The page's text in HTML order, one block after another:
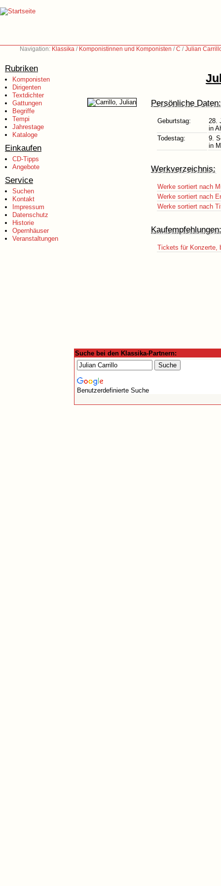
Navigation: Klassika / Komponistinnen und Komponisten /C /Julian
Rubriken
Komponisten
Dirigenten
Textdichter
Gattungen
Begriffe
Tempi
Jahrestage
Kataloge
Einkaufen
CD-Tipps
Angebote
Service
Suchen
Kontakt
Impressum
Datenschutz
Historie
Opernhäuser
Veranstaltungen
Persönliche Daten:
Geburtstag:
28.
in
Todestag:
9.
in
Werkverzeichnis:
Werke sortiert nach
Werke sortiert nach
Werke sortiert nach
Kaufempfehlungen:
Tickets für Konzerte,
Suche bei den Klassika-Partnern:
Benutzerdefinierte Suche